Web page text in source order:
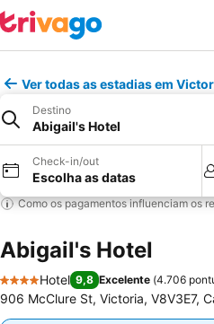
Ver todas as estadias em
Destino
Abigail's Hotel
Check-in/out
Escolha as datas
Como os pagamentos influenciam os
Abigail's Hotel
4 Estrelas
Hotel 9,8 Excelente (4.706
906 McClure St, Victoria, V8V3E7,